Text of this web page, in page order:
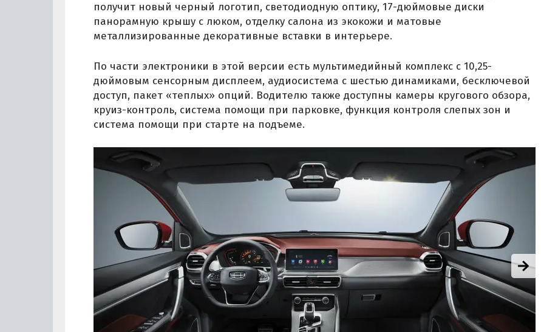
получит новый черный логотип, светодиодную оптику, 17-дюймовые диски
панорамную крышу с люком, отделку салона из экокожи и матовые
металлизированные декоративные вставки в интерьере.
По части электроники в этой версии есть мультимедийный комплекс с 10,25-
дюймовым сенсорным дисплеем, аудиосистема с шестью динамиками, бесключевой
доступ, пакет «теплых» опций. Водителю также доступны камеры кругового обзора,
круиз-контроль, система помощи при парковке, функция контроля слепых зон и
система помощи при старте на подъеме.